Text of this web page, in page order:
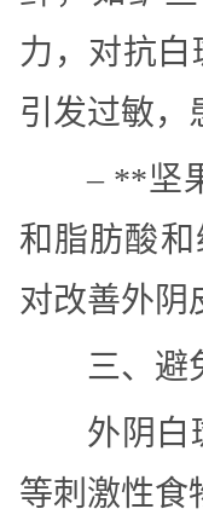
力，对抗
引发过敏，
– **坚
和脂肪酸和
对改善外阴
三、避
外阴白
等刺激性食